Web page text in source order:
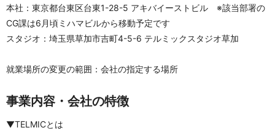
本社：東京都台東区台東1-28-5 アキバイーストビル　※該当部署の
CG課は6月頃ミハマビルから移動予定です
スタジオ：埼玉県草加市吉町4-5-6 テルミックスタジオ草加
就業場所の変更の範囲：会社の指定する場所
事業内容・会社の特徴
▼TELMICとは